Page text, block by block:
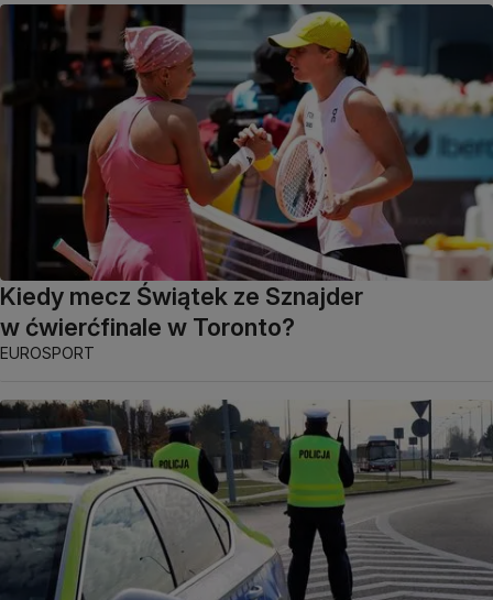
Kiedy mecz Świątek ze Sznajder
w ćwierćfinale w Toronto?
EUROSPORT